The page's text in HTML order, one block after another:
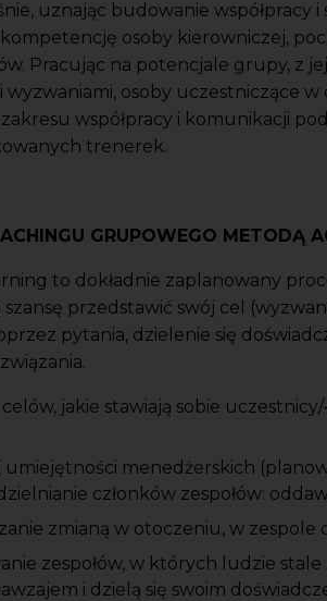
uznając budowanie współpracy
osoby kierowniczej,
Pracując na potencjale grupy, z
wyzwaniami, osoby uczestniczące
współpracy i komunikacji
trenerek.
GRUPOWEGO METODĄ
to dokładnie zaplanowany
szansę przedstawić swój cel
pytania, dzielenie się
celów, jakie stawiają sobie
umiejętności menedżerskich
członków zespołów:
zmianą w otoczeniu, w
zespołów, w których ludzie
i dzielą się swoim